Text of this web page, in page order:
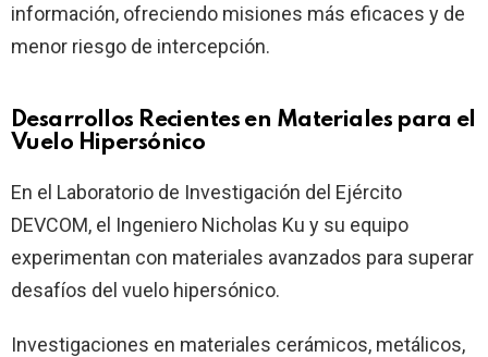
información, ofreciendo misiones más eficaces y de
menor riesgo de intercepción.
Desarrollos Recientes en Materiales para el
Vuelo Hipersónico
En el Laboratorio de Investigación del Ejército
DEVCOM, el Ingeniero Nicholas Ku y su equipo
experimentan con materiales avanzados para superar
desafíos del vuelo hipersónico.
Investigaciones en materiales cerámicos, metálicos,